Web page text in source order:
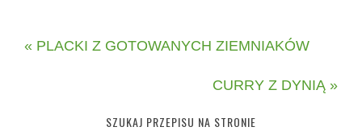
« PLACKI Z GOTOWANYCH ZIEMNIAKÓW
CURRY Z DYNIĄ »
SZUKAJ PRZEPISU NA STRONIE